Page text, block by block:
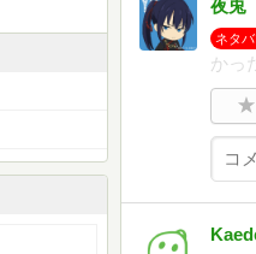
夜兎
ネタバ
かっ